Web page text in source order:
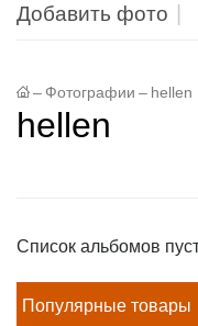
Добавить фото
– Фотографии – hellen
hellen
Список альбомов
Популярные товары